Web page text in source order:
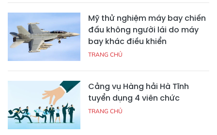
Mỹ thử nghiệm máy bay chiến
đấu không người lái do máy
bay khác điều khiển
TRANG CHỦ
Cảng vụ Hàng hải Hà Tĩnh
tuyển dụng 4 viên chức
TRANG CHỦ